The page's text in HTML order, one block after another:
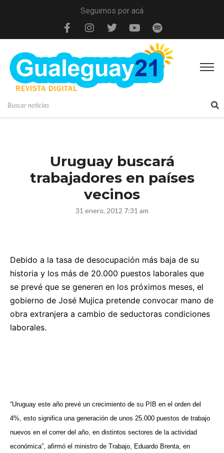
Seguimos por acá
Uruguay buscará
trabajadores en países
vecinos
31 enero, 2012 7:31 am
Debido a la tasa de desocupación más baja de su
historia y los más de 20.000 puestos laborales que
se prevé que se generen en los próximos meses, el
gobierno de José Mujica pretende convocar mano de
obra extranjera a cambio de seductoras condiciones
laborales.
“Uruguay este año prevé un crecimiento de su PIB en el orden del
4%, esto significa una generación de unos 25.000 puestos de trabajo
nuevos en el correr del año, en distintos sectores de la actividad
económica”, afirmó el ministro de Trabajo, Eduardo Brenta, en